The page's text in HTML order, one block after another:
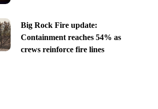
Big Rock Fire update:
Containment reaches 54% as
crews reinforce fire lines